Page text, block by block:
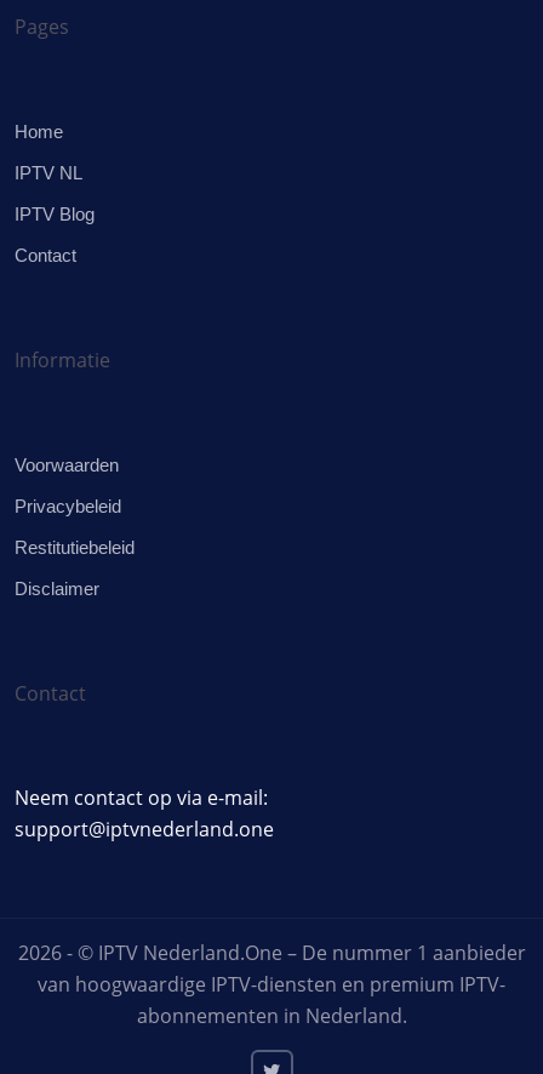
Pages
Home
IPTV NL
IPTV Blog
Contact
Informatie
Voorwaarden
Privacybeleid
Restitutiebeleid
Disclaimer
Contact
Neem contact op via e-mail:
support@iptvnederland.one
2026 - © IPTV Nederland.One – De nummer 1 aanbieder
van hoogwaardige IPTV-diensten en premium IPTV-
abonnementen in Nederland.